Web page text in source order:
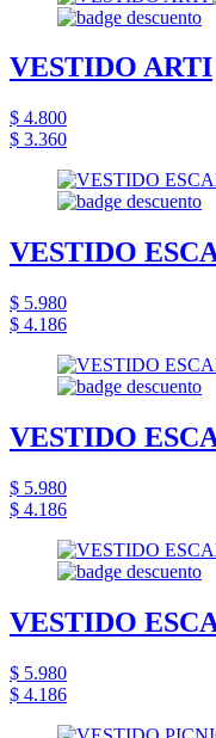
VESTIDO ARTI
$ 4.800
$ 3.360
VESTIDO
$ 5.980
$ 4.186
VESTIDO
$ 5.980
$ 4.186
VESTIDO
$ 5.980
$ 4.186